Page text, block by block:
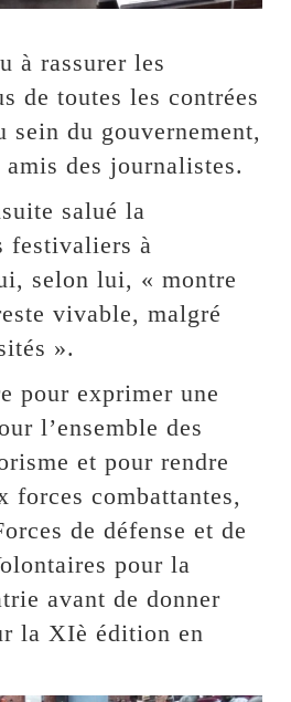
à rassurer les
de toutes les contrées
sein du gouvernement,
des journalistes.
salué la
festivaliers à
selon lui, « montre
vivable, malgré
».
pour exprimer une
l’ensemble des
et pour rendre
forces combattantes,
de défense et de
pour la
avant de donner
la XIè édition en